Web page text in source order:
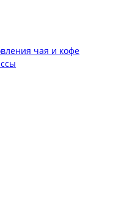
чая и кофе